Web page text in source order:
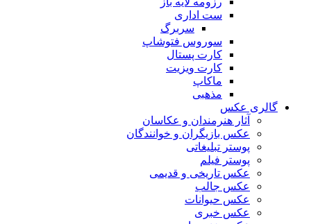
ست اداری
سربرگ
سوروس فتوشاپ
کارت پستال
کارت ویزیت
ماکاپ
مذهبی
گالری عکس
آثار هنرمندان و عکاسان
عکس بازیگران و خوانندگان
پوستر تبلیغاتی
پوستر فیلم
عکس تاریخی و قدیمی
عکس جالب
عکس حیوانات
عکس خبری